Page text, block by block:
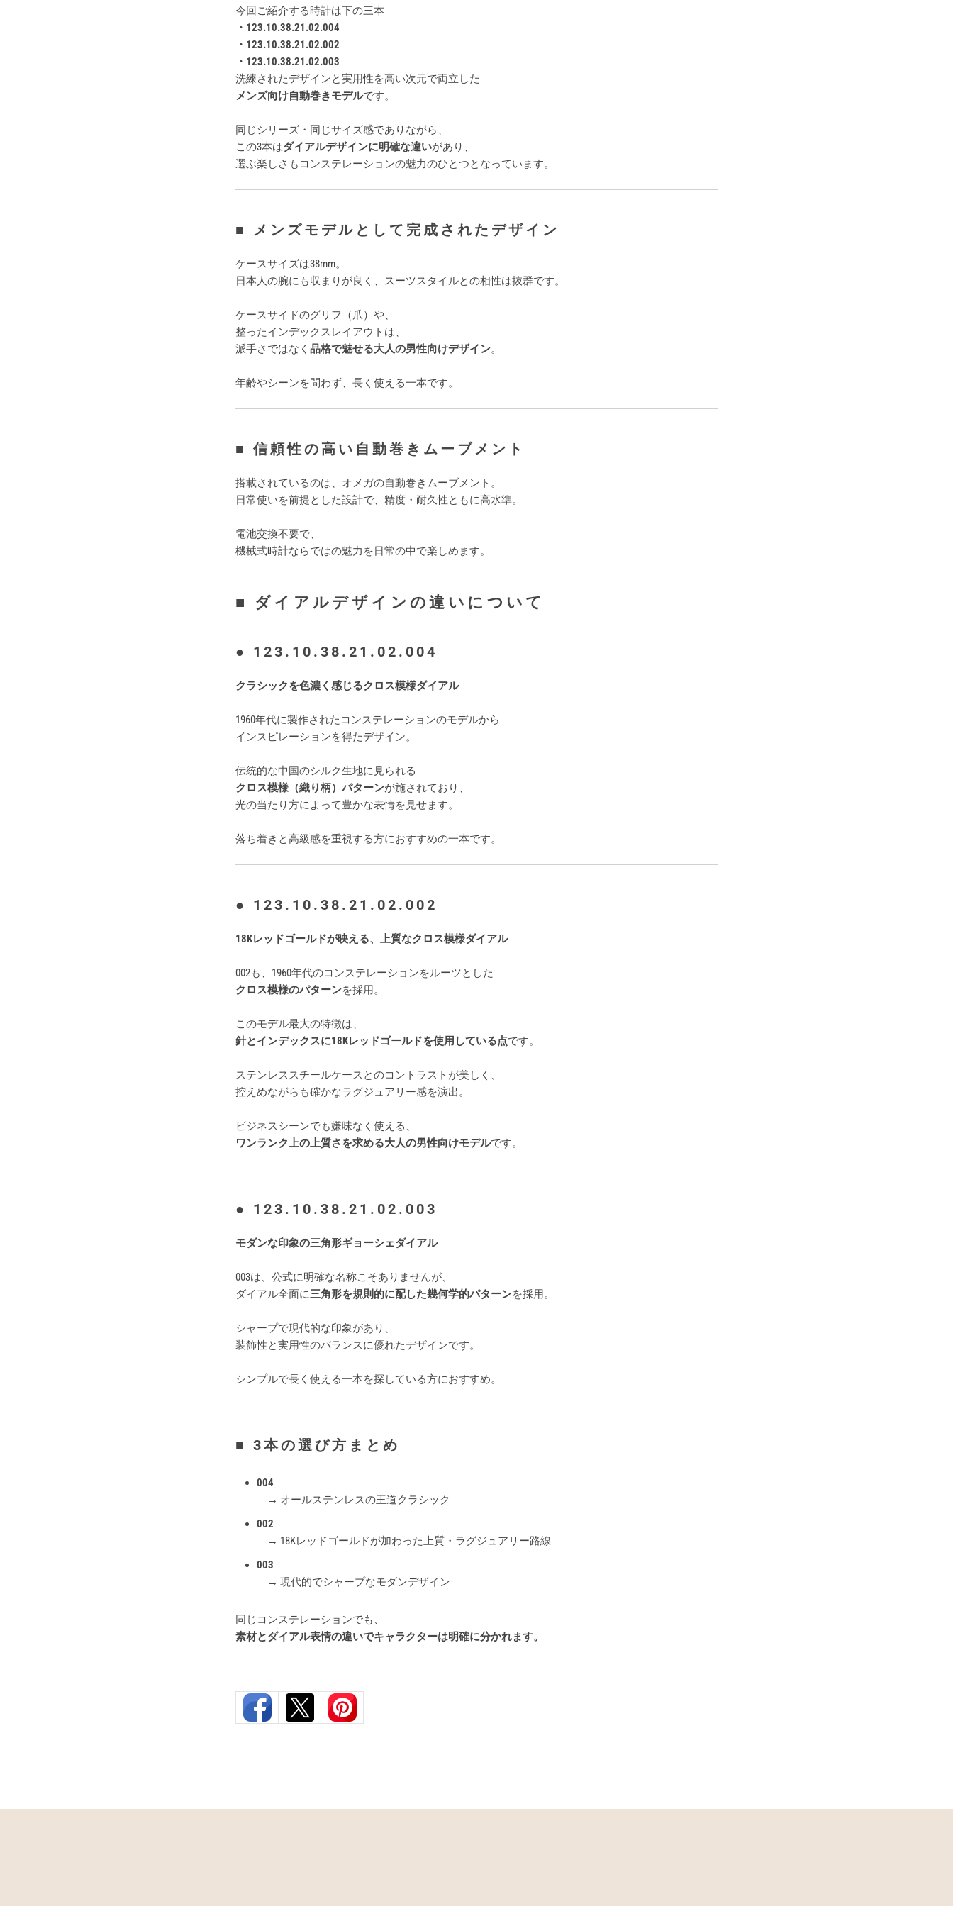
今回ご紹介する時計は下の三本
・123.10.38.21.02.004
・123.10.38.21.02.002
・123.10.38.21.02.003
洗練されたデザインと実用性を高い次元で両立した
メンズ向け自動巻きモデルです。
同じシリーズ・同じサイズ感でありながら、
この3本はダイアルデザインに明確な違いがあり、
選ぶ楽しさもコンステレーションの魅力のひとつとなっています。
■ メンズモデルとして完成されたデザイン
ケースサイズは38mm。
日本人の腕にも収まりが良く、スーツスタイルとの相性は抜群です。
ケースサイドのグリフ（爪）や、
整ったインデックスレイアウトは、
派手さではなく 品格で魅せる大人の男性向けデザイン。
年齢やシーンを問わず、長く使える一本です。
■ 信頼性の高い自動巻きムーブメント
搭載されているのは、オメガの自動巻きムーブメント。
日常使いを前提とした設計で、精度・耐久性ともに高水準。
電池交換不要で、
機械式時計ならではの魅力を日常の中で楽しめます。
■ ダイアルデザインの違いについて
● 123.10.38.21.02.004
クラシックを色濃く感じるクロス模様ダイアル
1960年代に製作されたコンステレーションのモデルから
インスピレーションを得たデザイン。
伝統的な中国のシルク生地に見られる
クロス模様（織り柄）パターンが施されており、
光の当たり方によって豊かな表情を見せます。
落ち着きと高級感を重視する方におすすめの一本です。
● 123.10.38.21.02.002
18Kレッドゴールドが映える、上質なクロス模様ダイアル
002も、1960年代のコンステレーションをルーツとした
クロス模様のパターンを採用。
このモデル最大の特徴は、
針とインデックスに18Kレッドゴールドを使用している点です。
ステンレススチールケースとのコントラストが美しく、
控えめながらも確かなラグジュアリー感を演出。
ビジネスシーンでも嫌味なく使える、
ワンランク上の上質さを求める大人の男性向けモデルです。
● 123.10.38.21.02.003
モダンな印象の三角形ギョーシェダイアル
003は、公式に明確な名称こそありませんが、
ダイアル全面に三角形を規則的に配した幾何学的パターンを採用。
シャープで現代的な印象があり、
装飾性と実用性のバランスに優れたデザインです。
シンプルで長く使える一本を探している方におすすめ。
■ 3本の選び方まとめ
004
→ オールステンレスの王道クラシック
002
→ 18Kレッドゴールドが加わった上質・ラグジュアリー路線
003
→ 現代的でシャープなモダンデザイン
同じコンステレーションでも、
素材とダイアル表情の違いでキャラクターは明確に分かれます。